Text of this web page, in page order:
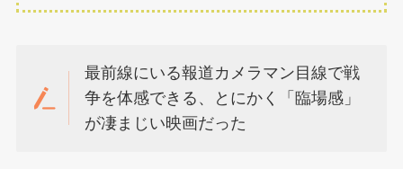
最前線にいる報道カメラマン目線で戦
争を体感できる、とにかく「臨場感」
が凄まじい映画だった